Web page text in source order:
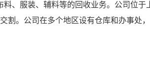
料、服装、辅料等的回收业务。公司位于
割。公司在多个地区设有仓库和办事处